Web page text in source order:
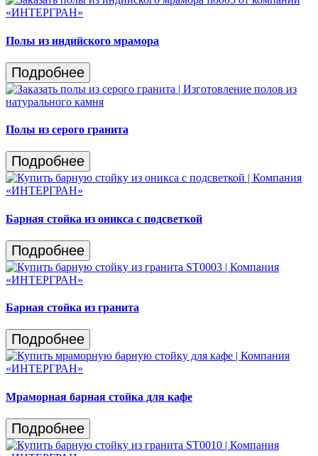
Полы из индийского мрамора
Подробнее
Полы из серого гранита
Подробнее
Барная стойка из оникса с подсветкой
Подробнее
Барная стойка из гранита
Подробнее
Мраморная барная стойка для кафе
Подробнее